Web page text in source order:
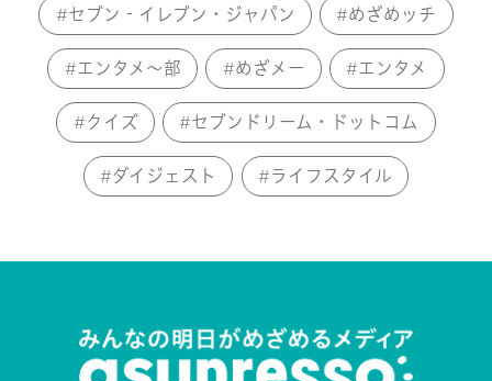
セブン‐イレブン・ジャパン めざめッチ
エンタメ～部 めざメー エンタメ
クイズ セブンドリーム・ドットコム
ダイジェスト ライフスタイル